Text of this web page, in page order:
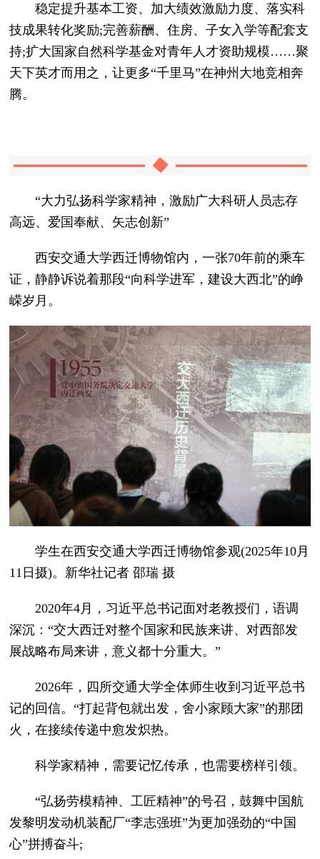
稳定提升基本工资、加大绩效激励力度、落实科
技成果转化奖励;完善薪酬、住房、子女入学等配套支
持;扩大国家自然科学基金对青年人才资助规模……聚
天下英才而用之，让更多“千里马”在神州大地竞相奔
腾。
“大力弘扬科学家精神，激励广大科研人员志存
高远、爱国奉献、矢志创新”
西安交通大学西迁博物馆内，一张70年前的乘车
证，静静诉说着那段“向科学进军，建设大西北”的峥
嵘岁月。
学生在西安交通大学西迁博物馆参观(2025年10月
11日摄)。新华社记者 邵瑞 摄
2020年4月，习近平总书记面对老教授们，语调
深沉：“交大西迁对整个国家和民族来讲、对西部发
展战略布局来讲，意义都十分重大。”
2026年，四所交通大学全体师生收到习近平总书
记的回信。“打起背包就出发，舍小家顾大家”的那团
火，在接续传递中愈发炽热。
科学家精神，需要记忆传承，也需要榜样引领。
“弘扬劳模精神、工匠精神”的号召，鼓舞中国航
发黎明发动机装配厂“李志强班”为更加强劲的“中国
心”拼搏奋斗;